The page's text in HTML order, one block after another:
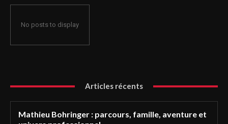
No posts to display
Articles récents
Mathieu Bohringer : parcours, famille, aventure et